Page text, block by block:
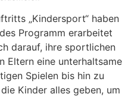
„Kindersport“ haben
Programm erarbeitet
darauf, ihre sportlichen
Eltern eine unterhaltsame
Spielen bis hin zu
Kinder alles geben, um